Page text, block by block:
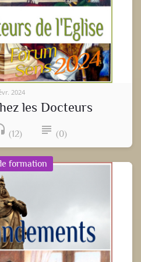
2024
les Docteurs
(12) subject (0)
formation